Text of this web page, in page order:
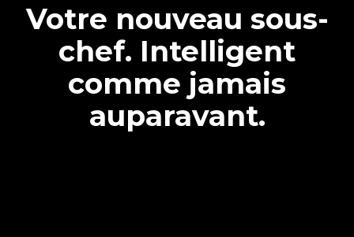
Votre nouveau sous-
chef. Intelligent
comme jamais
auparavant.